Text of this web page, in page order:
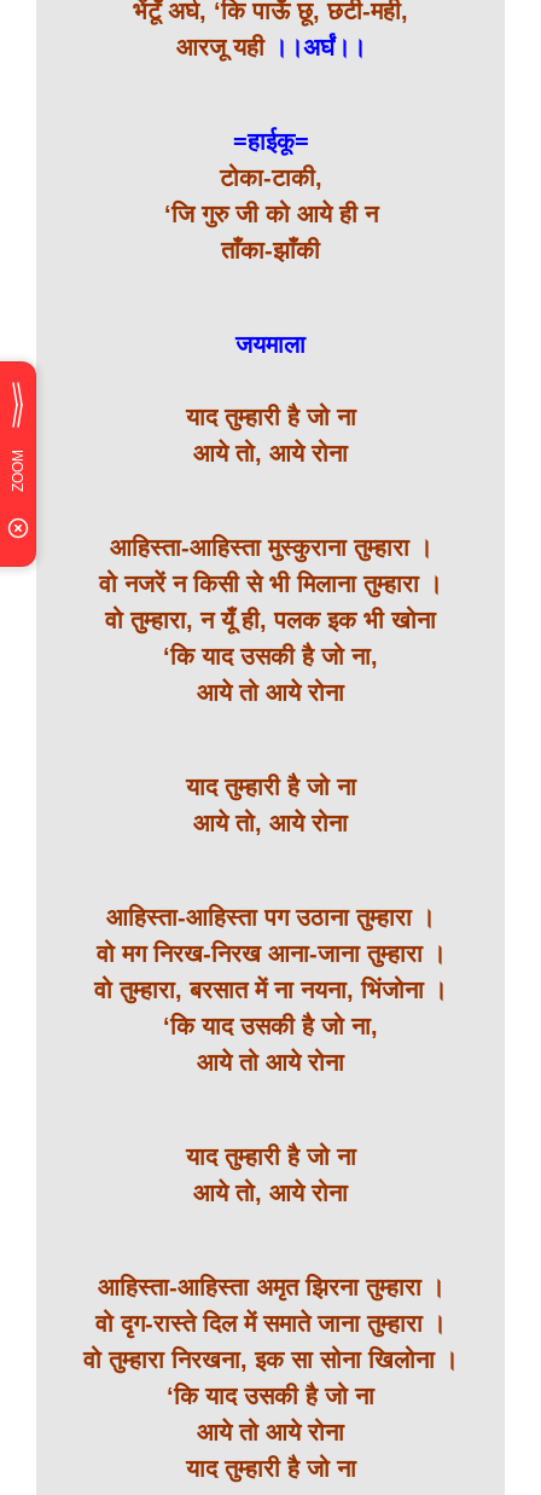
भेंटूँ अर्घ, ‘कि पाऊँ छू, छटी-मही,
आरजू यही ।।अर्घं।।
=हाईकू=
टोका-टाकी,
‘जि गुरु जी को आये ही न
ताँका-झाँकी
जयमाला
याद तुम्हारी है जो ना
आये तो, आये रोना
आहिस्ता-आहिस्ता मुस्कुराना तुम्हारा ।
वो नजरें न किसी से भी मिलाना तुम्हारा ।
वो तुम्हारा, न यूँ ही, पलक इक भी खोना
‘कि याद उसकी है जो ना,
आये तो आये रोना
याद तुम्हारी है जो ना
आये तो, आये रोना
आहिस्ता-आहिस्ता पग उठाना तुम्हारा ।
वो मग निरख-निरख आना-जाना तुम्हारा ।
वो तुम्हारा, बरसात में ना नयना, भिंजोना ।
‘कि याद उसकी है जो ना,
आये तो आये रोना
याद तुम्हारी है जो ना
आये तो, आये रोना
आहिस्ता-आहिस्ता अमृत झिरना तुम्हारा ।
वो दृग-रास्ते दिल में समाते जाना तुम्हारा ।
वो तुम्हारा निरखना, इक सा सोना खिलोना ।
‘कि याद उसकी है जो ना
आये तो आये रोना
याद तुम्हारी है जो ना